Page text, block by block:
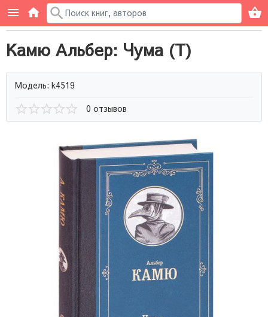
Камю Альбер: Чума (Т)
Модель: k4519
0 отзывов